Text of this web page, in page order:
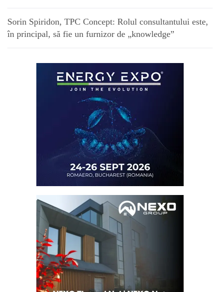
Sorin Spiridon, TPC Concept: Rolul consultantului este,
în principal, să fie un furnizor de „knowledge”